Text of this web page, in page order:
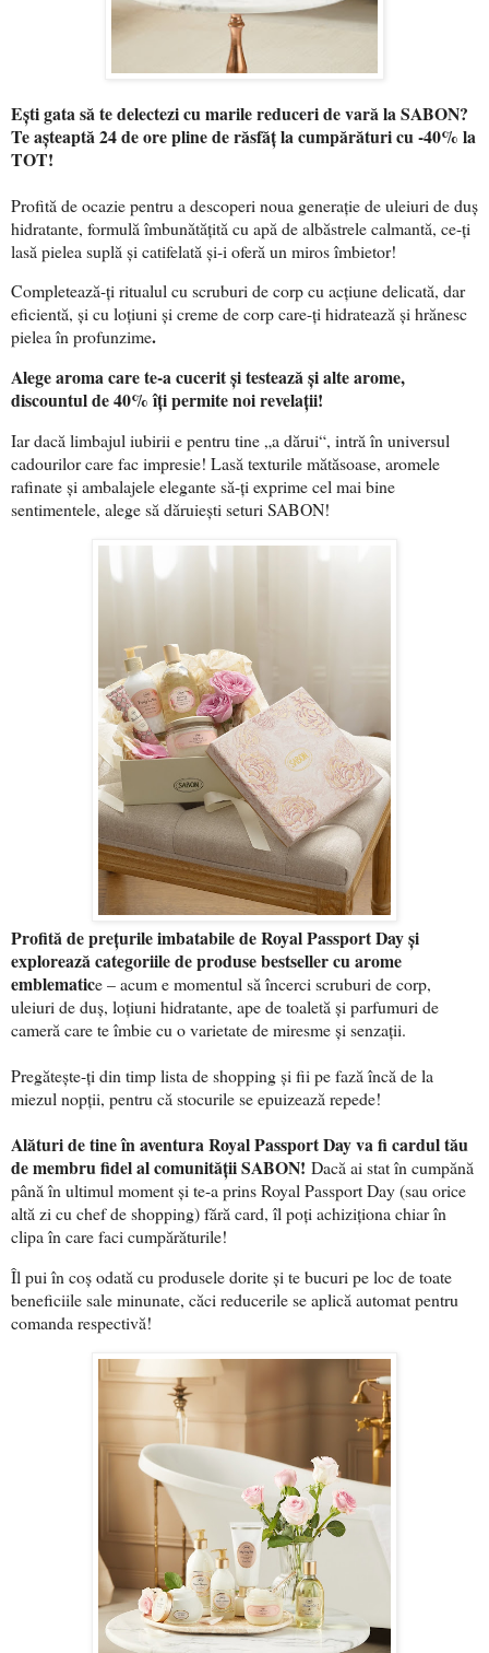
Ești gata să te delectezi cu marile reduceri de vară la SABON?
Te așteaptă 24 de ore pline de răsfăț la cumpărături cu -40% la
TOT!
Profită de ocazie pentru a descoperi noua generație de uleiuri de duș
hidratante, formulă îmbunătățită cu apă de albăstrele calmantă, ce-ți
lasă pielea suplă și catifelată și-i oferă un miros îmbietor!
Completează-ți ritualul cu scruburi de corp cu acțiune delicată, dar
eficientă, și cu loțiuni și creme de corp care-ți hidratează și hrănesc
pielea în profunzime.
Alege aroma care te-a cucerit și testează și alte arome,
discountul de 40% îți permite noi revelații!
Iar dacă limbajul iubirii e pentru tine „a dărui“, intră în universul
cadourilor care fac impresie! Lasă texturile mătăsoase, aromele
rafinate și ambalajele elegante să-ți exprime cel mai bine
sentimentele, alege să dăruiești seturi SABON!
Profită de prețurile imbatabile de Royal Passport Day și
explorează categoriile de produse bestseller cu arome
emblematice – acum e momentul să încerci scruburi de corp,
uleiuri de duș, loțiuni hidratante, ape de toaletă și parfumuri de
cameră care te îmbie cu o varietate de miresme și senzații.
Pregătește-ți din timp lista de shopping și fii pe fază încă de la
miezul nopții, pentru că stocurile se epuizează repede!
Alături de tine în aventura Royal Passport Day va fi cardul tău
de membru fidel al comunității SABON! Dacă ai stat în cumpănă
până în ultimul moment și te-a prins Royal Passport Day (sau orice
altă zi cu chef de shopping) fără card, îl poți achiziționa chiar în
clipa în care faci cumpărăturile!
Îl pui în coș odată cu produsele dorite și te bucuri pe loc de toate
beneficiile sale minunate, căci reducerile se aplică automat pentru
comanda respectivă!